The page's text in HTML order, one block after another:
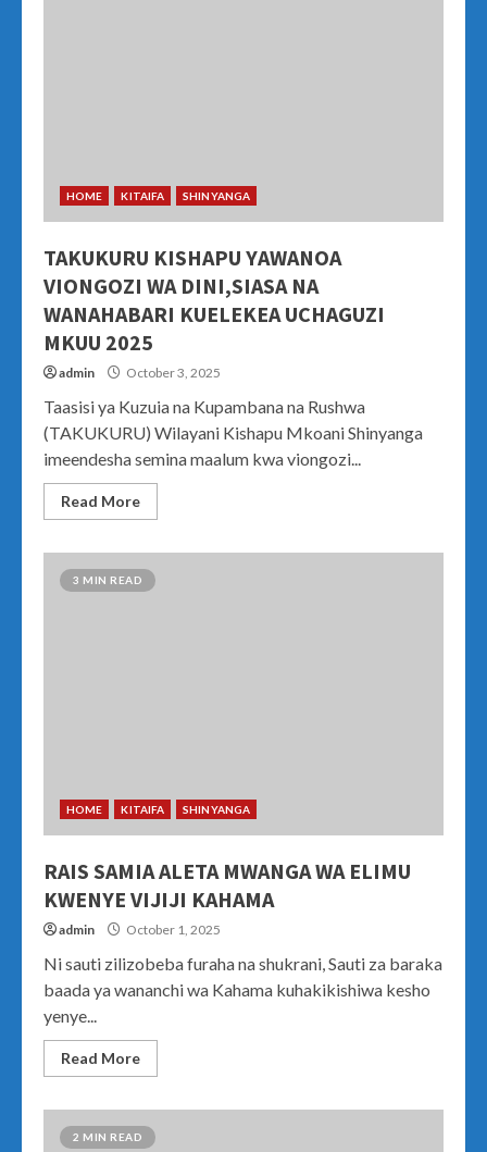
HOME KITAIFA SHINYANGA
TAKUKURU KISHAPU YAWANOA
VIONGOZI WA DINI,SIASA NA
WANAHABARI KUELEKEA UCHAGUZI
MKUU 2025
admin October 3, 2025
Taasisi ya Kuzuia na Kupambana na Rushwa
(TAKUKURU) Wilayani Kishapu Mkoani Shinyanga
imeendesha semina maalum kwa viongozi...
Read More
3 MIN READ
HOME KITAIFA SHINYANGA
RAIS SAMIA ALETA MWANGA WA ELIMU
KWENYE VIJIJI KAHAMA
admin October 1, 2025
Ni sauti zilizobeba furaha na shukrani, Sauti za baraka
baada ya wananchi wa Kahama kuhakikishiwa kesho
yenye...
Read More
2 MIN READ